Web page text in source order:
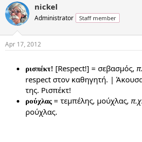
nickel
Administrator Staff member
Apr 17, 2012
ρισπέκτ! [Respect!] = σεβασμός,
respect στον καθηγητή. |
της. Ρισπέκτ!
ρούχλας= τεμπέλης, μούχλας, π.χ.
ρούχλας.